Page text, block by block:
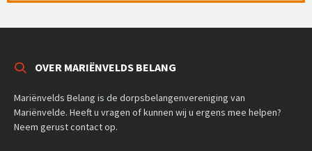
OVER MARIËNVELDS BELANG
Mariënvelds Belang is de dorpsbelangenvereniging van
Mariënvelde. Heeft u vragen of kunnen wij u ergens mee helpen?
Neem gerust contact op.